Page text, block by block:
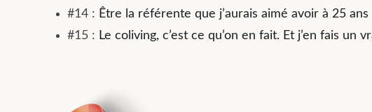
#14 : Être la référente que j’aurais aimé avoir à 25 ans
#15 : Le coliving, c’est ce qu’on en fait. Et j’en fais un